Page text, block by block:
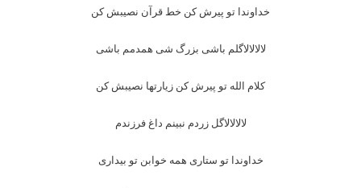
خداوندا تو پیرش کن خط قرآن نصیبش کن
لالالالاگلم باشی بزرگ شی همدمم باشی
کلام الله تو پیرش کن زیارتها نصیبش کن
لالالالاگل زردم نبینم داغ فرزندم
خداوندا تو ستاری همه خوابن تو بیداری